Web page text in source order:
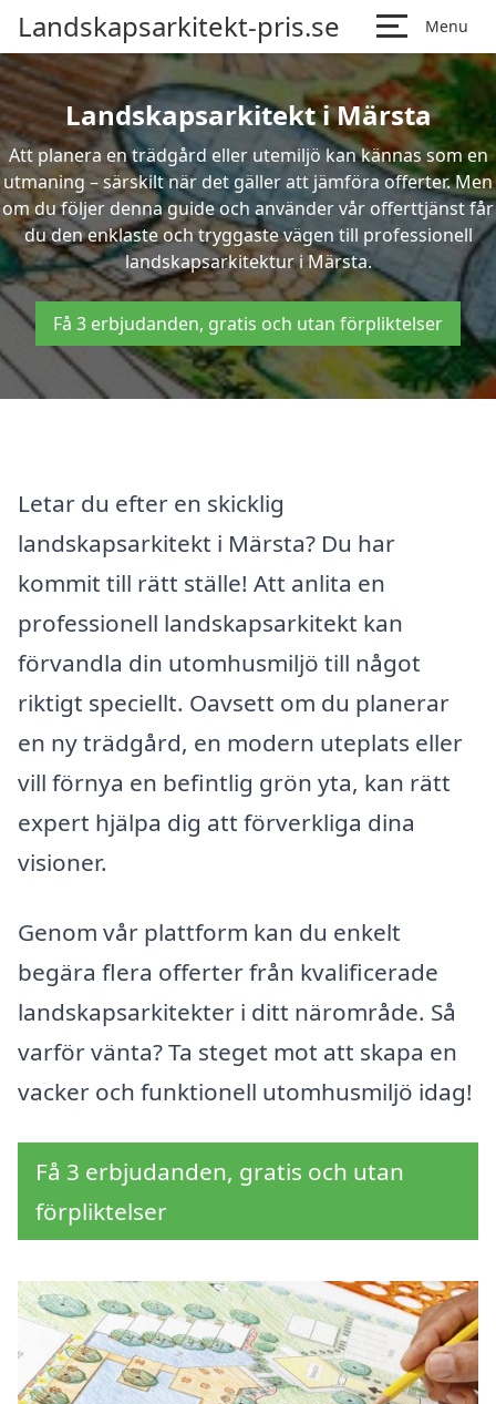
Landskapsarkitekt-pris.se Menu
Landskapsarkitekt i Märsta
Att planera en trädgård eller utemiljö kan kännas som en
utmaning – särskilt när det gäller att jämföra offerter. Men
om du följer denna guide och använder vår offerttjänst får
du den enklaste och tryggaste vägen till professionell
landskapsarkitektur i Märsta.
Få 3 erbjudanden, gratis och utan förpliktelser
Letar du efter en skicklig
landskapsarkitekt i Märsta? Du har
kommit till rätt ställe! Att anlita en
professionell landskapsarkitekt kan
förvandla din utomhusmiljö till något
riktigt speciellt. Oavsett om du planerar
en ny trädgård, en modern uteplats eller
vill förnya en befintlig grön yta, kan rätt
expert hjälpa dig att förverkliga dina
visioner.
Genom vår plattform kan du enkelt
begära flera offerter från kvalificerade
landskapsarkitekter i ditt närområde. Så
varför vänta? Ta steget mot att skapa en
vacker och funktionell utomhusmiljö idag!
Få 3 erbjudanden, gratis och utan
förpliktelser